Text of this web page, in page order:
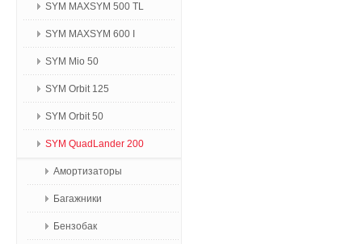
SYM MAXSYM 500 TL
SYM MAXSYM 600 I
SYM Mio 50
SYM Orbit 125
SYM Orbit 50
SYM QuadLander 200
Амортизаторы
Багажники
Бензобак